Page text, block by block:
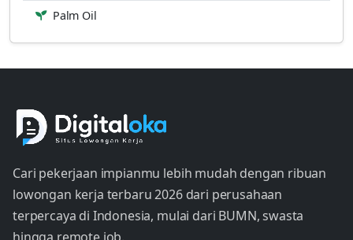
Palm Oil
Cari pekerjaan impianmu lebih mudah dengan ribuan
lowongan kerja terbaru 2026 dari perusahaan
terpercaya di Indonesia, mulai dari BUMN, swasta